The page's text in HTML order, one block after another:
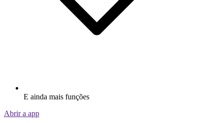
E ainda mais funções
Abrir a app